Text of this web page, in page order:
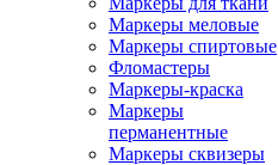
Маркеры меловые
Маркеры спиртовые
Фломастеры
Маркеры-краска
Маркеры
перманентные
Маркеры сквизеры